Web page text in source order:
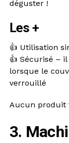
déguster !
Les +
👍 Utilisation
👍 Sécurisé –
lorsque le
verrouillé
Aucun produit
3.